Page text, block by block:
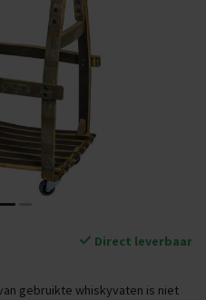
Direct leverbaar
gebruikte whiskyvaten is niet